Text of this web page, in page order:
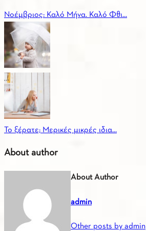
Νοέμβριος: Καλό Μήνα. Καλό Φθι...
Το ξέρατε; Μερικές μικρές ιδια...
About author
About Author
admin
Other posts by admin